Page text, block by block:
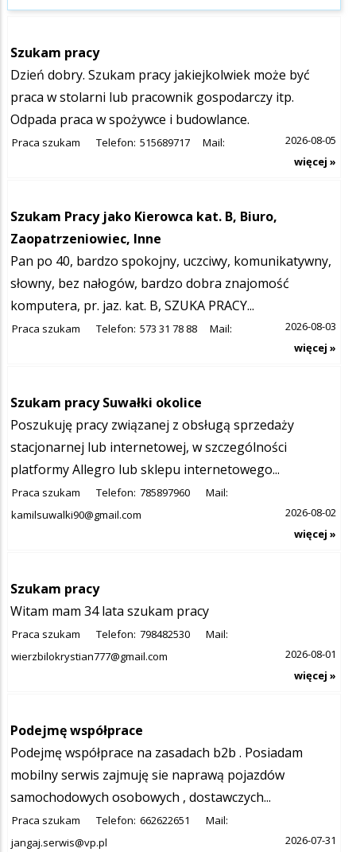
Szukam pracy
Dzień dobry. Szukam pracy jakiejkolwiek może być
praca w stolarni lub pracownik gospodarczy itp.
Odpada praca w spożywce i budowlance.
Praca szukam Telefon: 515689717 Mail:
2026-08-05
więcej »
Szukam Pracy jako Kierowca kat. B, Biuro,
Zaopatrzeniowiec, Inne
Pan po 40, bardzo spokojny, uczciwy, komunikatywny,
słowny, bez nałogów, bardzo dobra znajomość
komputera, pr. jaz. kat. B, SZUKA PRACY...
Praca szukam Telefon: 573 31 78 88 Mail:
2026-08-03
więcej »
Szukam pracy Suwałki okolice
Poszukuję pracy związanej z obsługą sprzedaży
stacjonarnej lub internetowej, w szczególności
platformy Allegro lub sklepu internetowego...
Praca szukam Telefon: 785897960
Mail:
kamilsuwalki90@gmail.com
2026-08-02
więcej »
Szukam pracy
Witam mam 34 lata szukam pracy
Praca szukam Telefon: 798482530
Mail:
wierzbilokrystian777@gmail.com
2026-08-01
więcej »
Podejmę współprace
Podejmę współprace na zasadach b2b . Posiadam
mobilny serwis zajmuję sie naprawą pojazdów
samochodowych osobowych , dostawczych...
Praca szukam Telefon: 662622651
Mail:
jangaj.serwis@vp.pl
2026-07-31